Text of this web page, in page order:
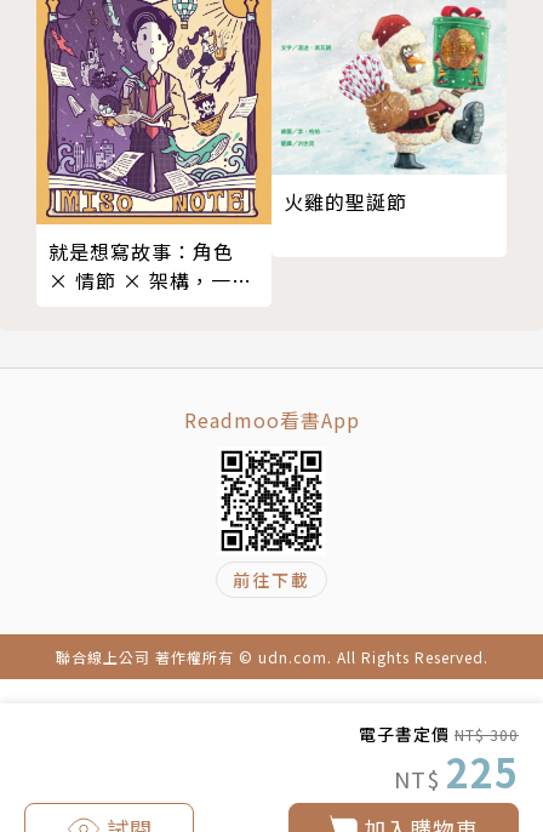
電子書定價 NT$ 300
NT$ 225
【小妖怪系列12】動物界的小妖怪
【小妖怪系列13】家裡的小妖怪2：幽靈電話
【小妖怪系列14】餐廳裡的小妖怪：迴轉過頭壽司店
【小妖怪系列15】運動場的小妖怪1
【小妖怪系列16】運動場的小妖怪2：撐竿彈簧棒
【小妖怪系列17】餐桌上的小妖怪：阿飄冰沙樂
【小妖怪系列18】校外教學小妖怪：夢幻觀光工廠
【小妖怪系列19】都市傳說小妖怪1：吐舌飲料罐
【小妖怪系列20】都市傳說小妖怪2：刷牙千次怪
【小妖怪系列24】醫院裡的小妖怪2：萬能醫生
【小妖怪系列25】公園裡的小妖怪2：人臉獨角仙
【小妖怪系列26】家裡的小妖怪3：妖怪電視
【小妖怪系列27】校園裡的小妖怪5：妖怪入學典禮
【小妖怪系列28】家裡的小妖怪4：鞋櫃寄生蟲
【小妖怪系列29】城市裡的小妖怪2：黑漆漆人孔蓋
【小妖怪系列30】旅行的小妖怪：紀念品老公公
【小妖怪系列特輯】小妖怪大圖鑑：精選全書系186隻
【小妖怪系列31】校園裡的小妖怪6：黑洞掃具櫃
【小妖怪系列32】祭典裡的小妖怪：人臉棉花糖
【小妖怪系列33】城市裡的小妖怪3：飛毛腿郵筒
就是想寫故事：角色
× 情節 × 架構，一步
火雞的聖誕節
Readmoo看書App
前往下載
聯合線上公司 著作權所有 © udn.com. All Rights Reserved.